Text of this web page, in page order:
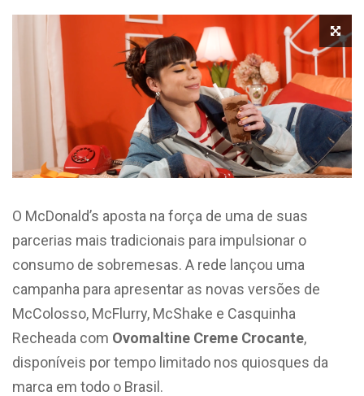
O McDonald’s aposta na força de uma de suas
parcerias mais tradicionais para impulsionar o
consumo de sobremesas. A rede lançou uma
campanha para apresentar as novas versões de
McColosso, McFlurry, McShake e Casquinha
Recheada com Ovomaltine Creme Crocante,
disponíveis por tempo limitado nos quiosques da
marca em todo o Brasil.